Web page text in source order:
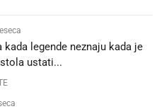
legende neznaju kada je
ustati...